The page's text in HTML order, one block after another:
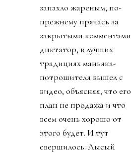
запахло жареным, по-
прежнему прячась за
закрытыми комментами
диктатор, в лучших
традициях маньяка-
потрошителя вышел с
видео, объясняя, что его
план не продажа и что
всем очень хорошо от
этого будет. И тут
свершилось. Лысый